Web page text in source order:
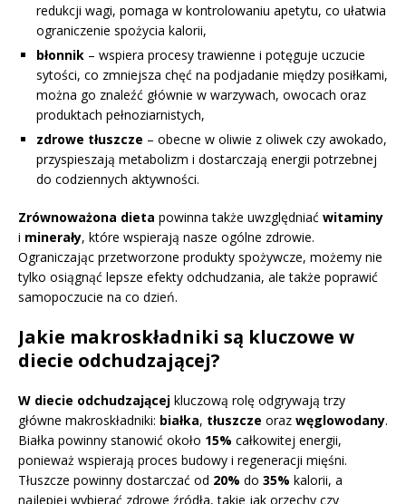
redukcji wagi, pomaga w kontrolowaniu apetytu, co ułatwia
ograniczenie spożycia kalorii,
błonnik – wspiera procesy trawienne i potęguje uczucie
sytości, co zmniejsza chęć na podjadanie między posiłkami,
można go znaleźć głównie w warzywach, owocach oraz
produktach pełnoziarnistych,
zdrowe tłuszcze – obecne w oliwie z oliwek czy awokado,
przyspieszają metabolizm i dostarczają energii potrzebnej
do codziennych aktywności.
Zrównoważona dieta powinna także uwzględniać witaminy
i minerały, które wspierają nasze ogólne zdrowie.
Ograniczając przetworzone produkty spożywcze, możemy nie
tylko osiągnąć lepsze efekty odchudzania, ale także poprawić
samopoczucie na co dzień.
Jakie makroskładniki są kluczowe w
diecie odchudzającej?
W diecie odchudzającej kluczową rolę odgrywają trzy
główne makroskładniki: białka, tłuszcze oraz węglowodany.
Białka powinny stanowić około 15% całkowitej energii,
ponieważ wspierają proces budowy i regeneracji mięśni.
Tłuszcze powinny dostarczać od 20% do 35% kalorii, a
najlepiej wybierać zdrowe źródła, takie jak orzechy czy